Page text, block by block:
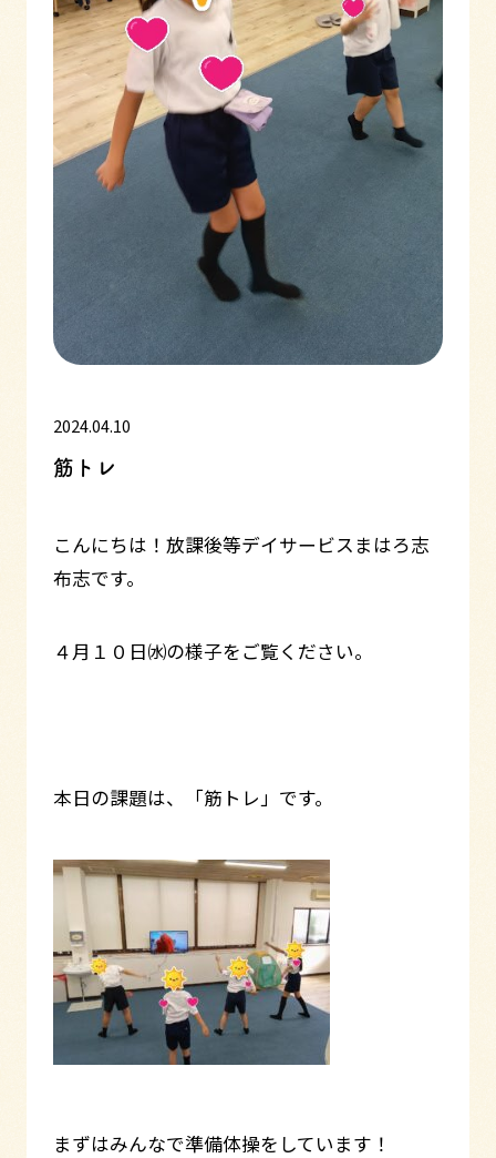
2024.04.10
筋トレ
こんにちは！放課後等デイサービスまはろ志
布志です。
４月１０日㈬の様子をご覧ください。
本日の課題は、「筋トレ」です。
まずはみんなで準備体操をしています！